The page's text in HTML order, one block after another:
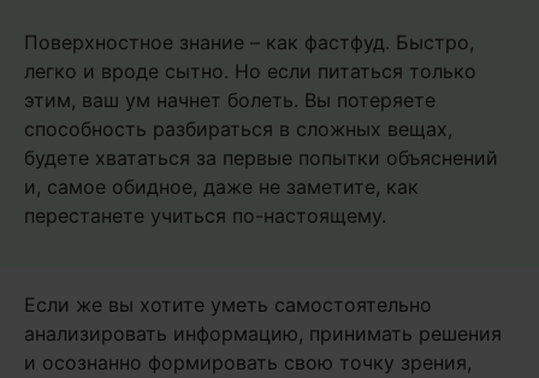
Поверхностное знание – как фастфуд. Быстро,
легко и вроде сытно. Но если питаться только
этим, ваш ум начнет болеть. Вы потеряете
способность разбираться в сложных вещах,
будете хвататься за первые попытки объяснений
и, самое обидное, даже не заметите, как
перестанете учиться по-настоящему.
Если же вы хотите уметь самостоятельно
анализировать информацию, принимать решения
и осознанно формировать свою точку зрения,